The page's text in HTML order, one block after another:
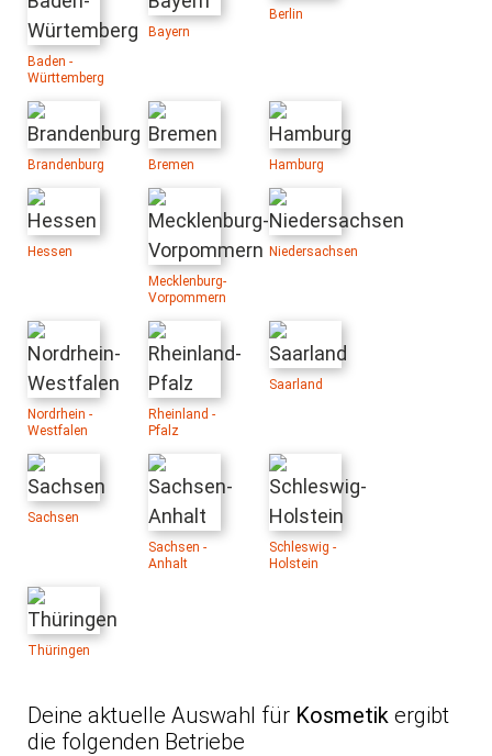
Baden -
Württemberg
Bayern
Berlin
Brandenburg Bremen Hamburg
Hessen
Mecklenburg-
Vorpommern
Niedersachsen
Nordrhein -
Westfalen
Rheinland -
Pfalz
Saarland
Sachsen
Sachsen -
Anhalt
Schleswig -
Holstein
Thüringen
Deine aktuelle Auswahl für Kosmetik ergibt
die folgenden Betriebe